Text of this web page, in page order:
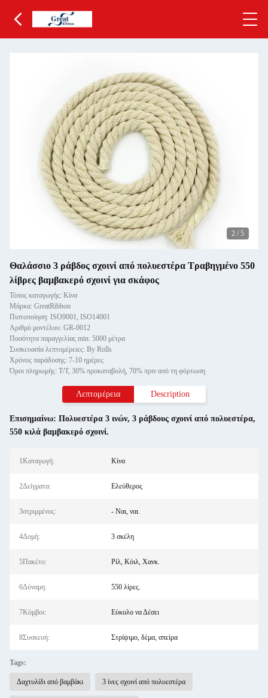
2 / 5
Θαλάσσιο 3 ράβδος σχοινί από πολυεστέρα Τραβηγμένο 550
λίβρες βαμβακερό σχοινί για σκάφος
Τόπος καταγωγής: Κίνα
Μάρκα: GreatRibbon
Πιστοποίηση: ISO9001, ISO14001
Αριθμό μοντέλου: GR-0012
Ποσότητα παραγγελίας min: 5000 μέτρα
Συσκευασία λεπτομέρειες: By Rolls
Χρόνος παράδοσης: 7-10 ημέρες
Όροι πληρωμής: T/T, 30% προκαταβολή, 70% πριν από τη φόρτωση
Λεπτομέρεια Description
Επισημαίνω: Πολυεστέρα 3 ινών, 3 ράβδους σχοινί από πολυεστέρα,
550 κιλά βαμβακερό σχοινί.
1Καταγωγή: Κίνα
2Δείγματα: Ελεύθερος
3στριμμένος: - Ναι, ναι.
4Δομή: 3 σκέλη
5Πακέτο: Ρίλ, Κόιλ, Χανκ.
6Δύναμη: 550 λίρες.
7Κόμβοι: Εύκολο να Δέσει
8Συσκευή: Στρίψιμο, δέμα, σπείρα
Tags:
Δαχτυλίδι από βαμβάκι 3 ίνες σχοινί από πολυεστέρα